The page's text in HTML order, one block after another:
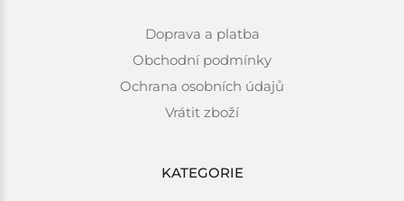
Doprava a platba
Obchodní podmínky
Ochrana osobních údajů
Vrátit zboží
KATEGORIE